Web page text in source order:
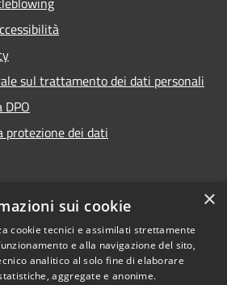
sul trattamento dei dati personali
protezione dei dati
© 2021 - 2026 Comune di
Chiavari -Area Riservata
×
sui cookie
cookie tecnici e assimilati strettamente
e alla navigazione del sito,
analitico al solo fine di elaborare
aggregate e anonime.